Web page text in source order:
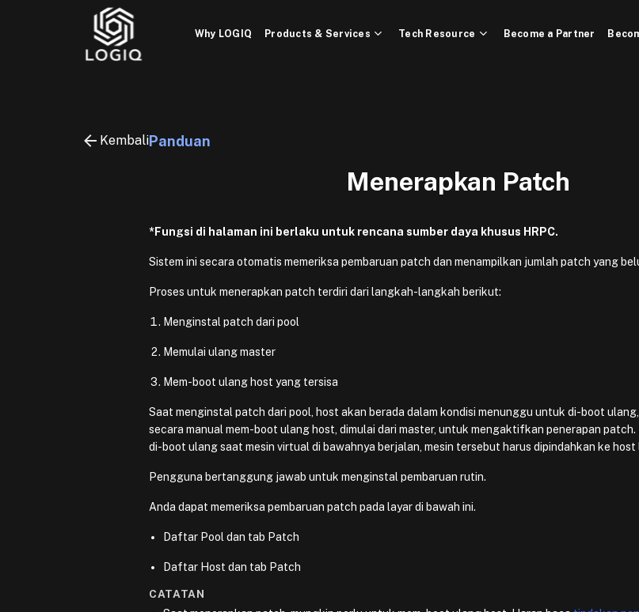
Why LOGIQ Products & Services Tech Resource Become a Partner
KembaliPanduan
Menerapkan Patch
*Fungsi di halaman ini berlaku untuk rencana sumber daya khusus HRPC.
Sistem ini secara otomatis memeriksa pembaruan patch dan menampilkan jumlah patch yang
Proses untuk menerapkan patch terdiri dari langkah-langkah berikut:
Menginstal patch dari pool
Memulai ulang master
Mem-boot ulang host yang tersisa
Saat menginstal patch dari pool, host akan berada dalam kondisi menunggu untuk di-boot
secara manual mem-boot ulang host, dimulai dari master, untuk mengaktifkan penerapan
di-boot ulang saat mesin virtual di bawahnya berjalan, mesin tersebut harus dipindahkan ke host
Pengguna bertanggung jawab untuk menginstal pembaruan rutin.
Anda dapat memeriksa pembaruan patch pada layar di bawah ini.
Daftar Pool dan tab Patch
Daftar Host dan tab Patch
CATATAN